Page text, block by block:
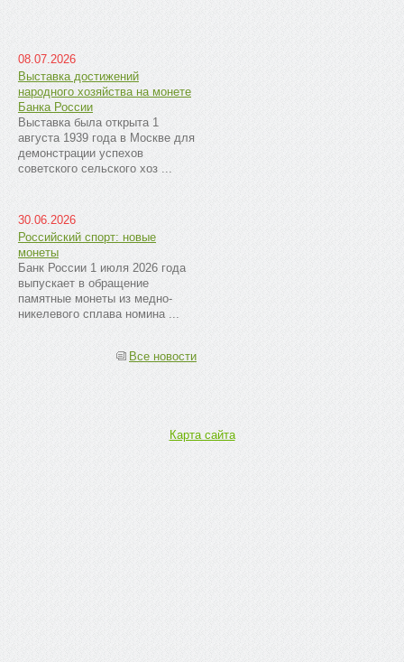
08.07.2026
Выставка достижений
народного хозяйства на монете
Банка России
Выставка была открыта 1
августа 1939 года в Москве для
демонстрации успехов
советского сельского хоз ...
30.06.2026
Российский спорт: новые
монеты
Банк России 1 июля 2026 года
выпускает в обращение
памятные монеты из медно-
никелевого сплава номина ...
Все новости
Карта сайта